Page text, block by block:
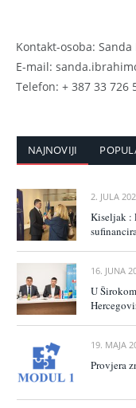
Kontakt-osoba:
E-mail:
Telefon: + 387 33 726
NAJNOVIJI
2. JULA
Kiseljak :
16. JUNA
U
19. MAJA
Provjera